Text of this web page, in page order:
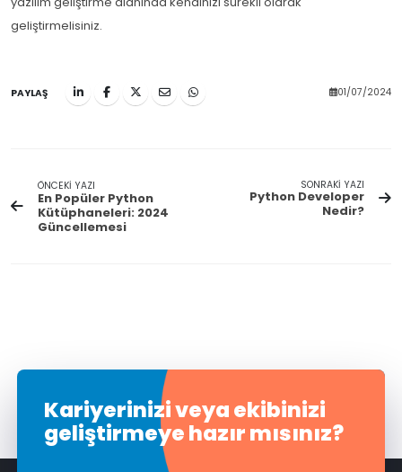
geliştirmelisiniz.
01/07/2024
PAYLAŞ
ÖNCEKİ YAZI
En Popüler Python
Kütüphaneleri: 2024
Güncellemesi
SONRAKİ YAZI
Python Developer
Nedir?
Kariyerinizi veya ekibinizi
geliştirmeye hazır mısınız?